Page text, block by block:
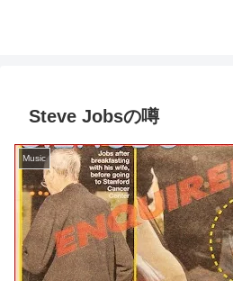
Steve Jobsの噂
Music